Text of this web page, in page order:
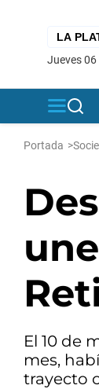
jueves
Portada >
El 10 de
mes,
trayecto